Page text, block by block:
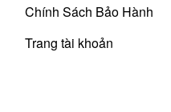
Chính Sách Bảo Hành
Trang tài khoản